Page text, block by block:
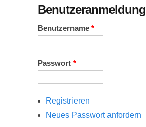
Benutzeranmeldung
Benutzername *
Passwort *
Registrieren
Neues Passwort anfordern